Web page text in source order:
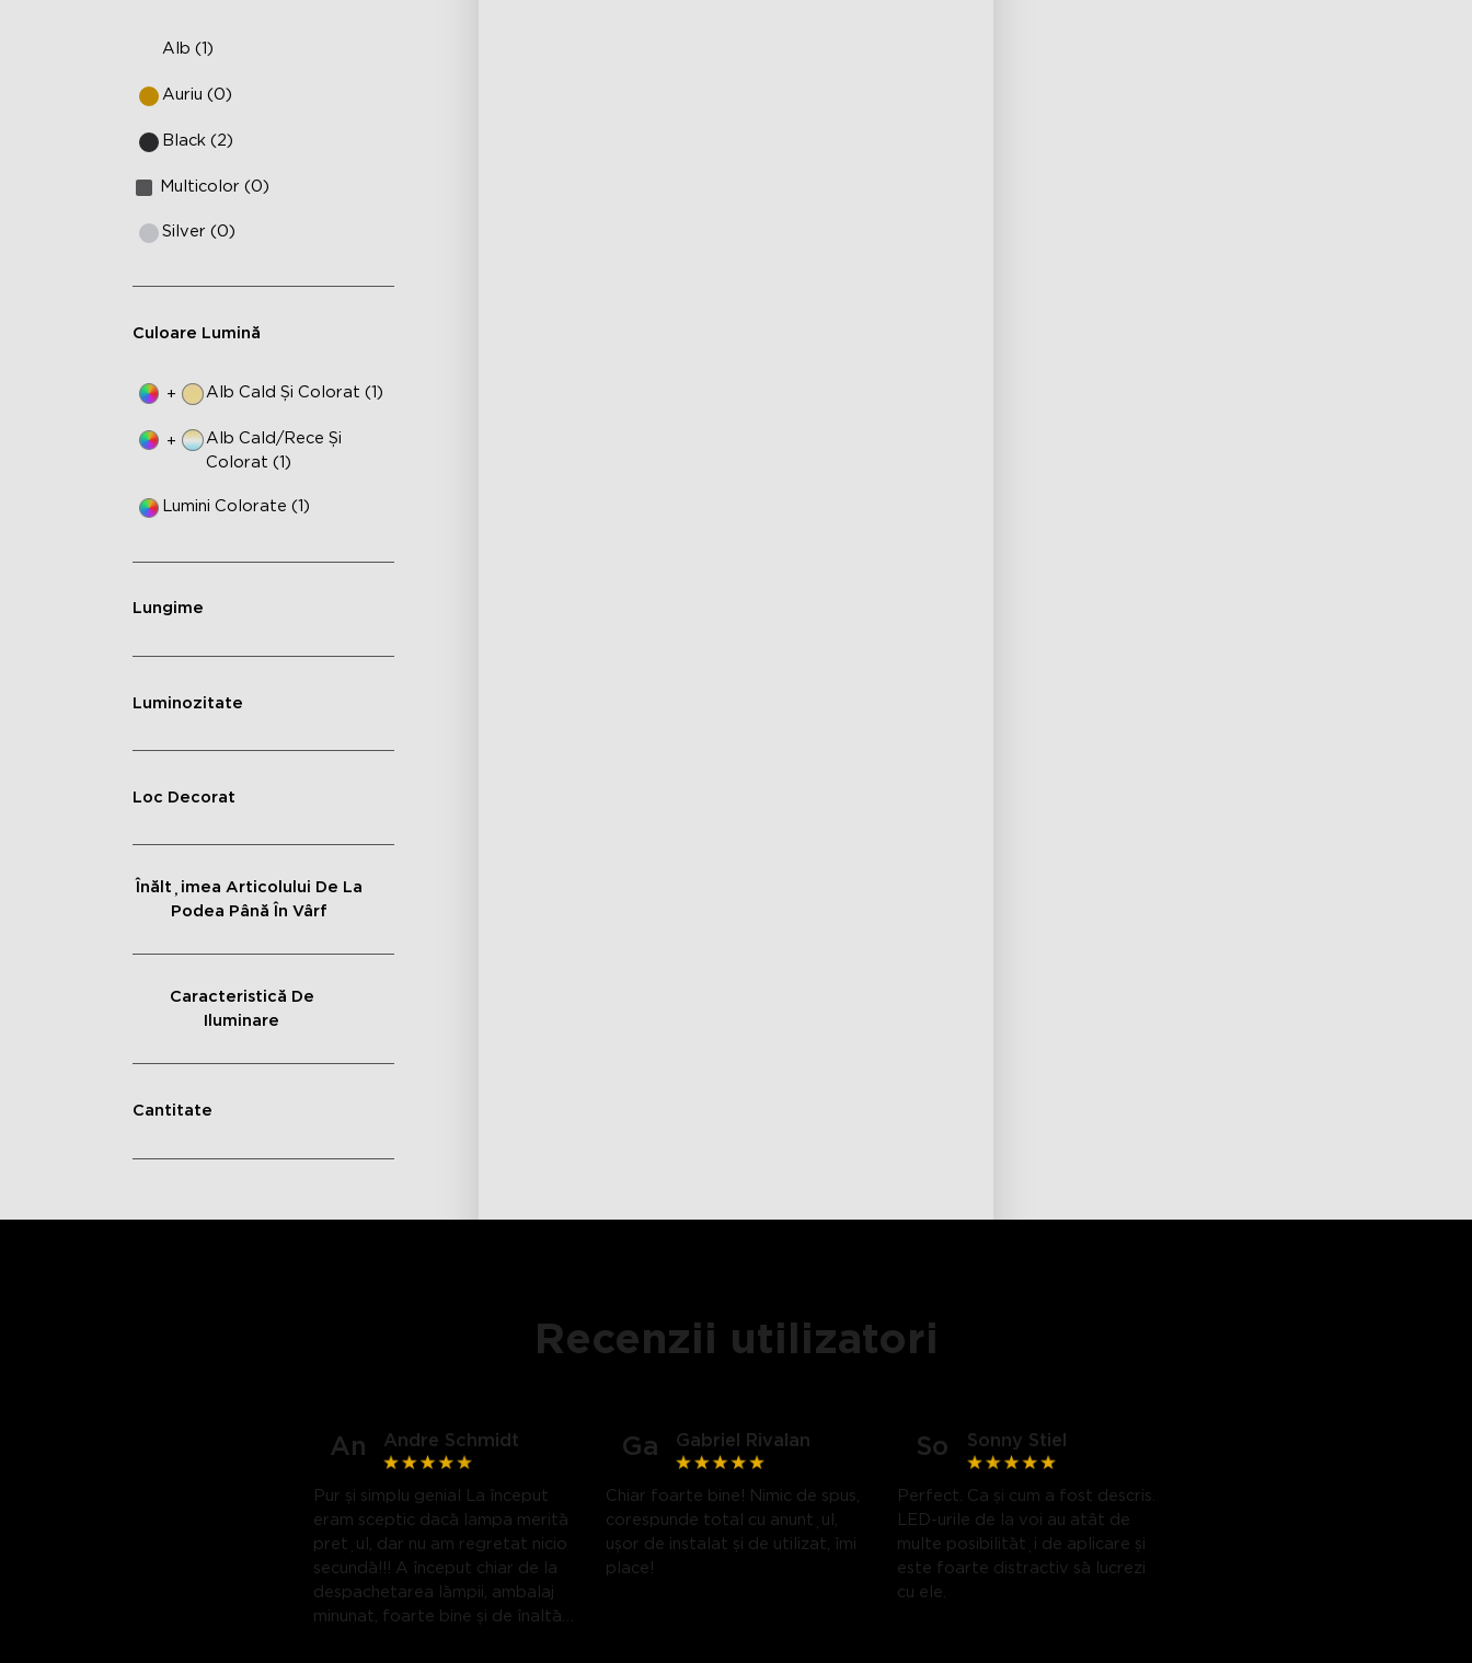
Alb (1)
Auriu (0)
Black (2)
Multicolor (0)
Silver (0)
Culoare Lumină
+ Alb Cald Și Colorat (1)
+
Alb Cald/rece Și
Colorat (1)
Lumini Colorate (1)
Lungime
Luminozitate
Loc Decorat
Înălțimea Articolului De La
Podea Până În Vârf
Caracteristică De
Iluminare
Cantitate
Recenzii utilizatori
An Andre Schmidt
Pur și simplu genial La început
eram sceptic dacă lampa merită
prețul, dar nu am regretat nicio
secundă!!! A început chiar de la
despachetarea lămpii, ambalaj
minunat, foarte bine și de înaltă
Ga Gabriel Rivalan
Chiar foarte bine! Nimic de spus,
corespunde total cu anunțul,
ușor de instalat și de utilizat, îmi
place!
So Sonny Stiel
Perfect. Ca și cum a fost descris.
LED-urile de la voi au atât de
multe posibilități de aplicare și
este foarte distractiv să lucrezi
cu ele.